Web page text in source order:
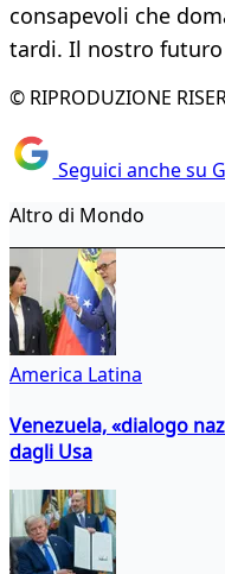
consapevoli che
tardi. Il nostro
© RIPRODUZIONE
Seguici anche su
Altro di Mondo
America Latina
Venezuela, «dialogo
dagli Usa